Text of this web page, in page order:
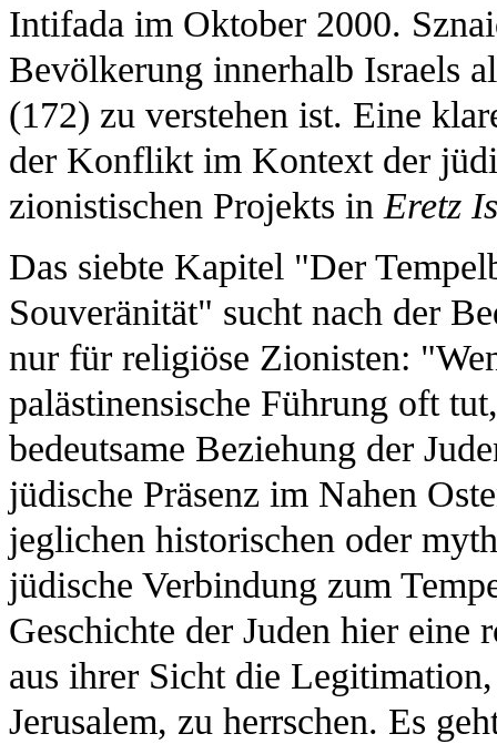
Intifada im Oktober 2000.
Bevölkerung innerhalb Israels
(172) zu verstehen ist. Eine
der Konflikt im Kontext der
zionistischen Projekts in Eretz
Das siebte Kapitel "Der
Souveränität" sucht nach der
nur für religiöse Zionisten:
palästinensische Führung oft
bedeutsame Beziehung der
jüdische Präsenz im Nahen
jeglichen historischen oder
jüdische Verbindung zum
Geschichte der Juden hier eine
aus ihrer Sicht die
Jerusalem, zu herrschen. Es